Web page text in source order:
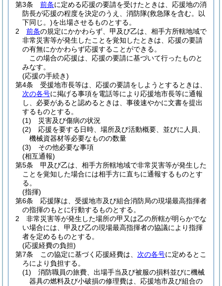
第3条
前条に定める応援の要請を受けたときは、応援地の消
防長が応援の程度を決定のうえ、消防隊(救急隊を含む。以
下同じ。)を出場させるものとする。
2
前条の規定にかかわらず、甲及び乙は、相手方所轄地域で
非常災害等が発生したことを覚知したときは、応援の要請
の有無にかかわらず応援することができる。
この場合の応援は、応援の要請に基づいて行ったものと
みなす。
(応援の手続き)
第4条
受援地市長等は、応援の要請をしようとするときは、
次の各号に掲げる事項を電話等により応援地市長等に通報
し、必要があると認めるときは、事後速やかに文書を提出
するものとする。
(1)
災害及び傷病の状況
(2)
応援を要する日時、場所及び活動概要、並びに人員、
機械資器材等必要なものの数量
(3)
その他必要な事項
(相互通報)
第5条
甲及び乙は、相手方所轄地域で非常災害等が発生した
ことを覚知した場合には相手方に直ちに通報するものとす
る。
(指揮)
第6条
応援隊は、受援地市及び組合消防局の現場最高指揮者
の指揮のもとに行動するものとする。
2
非常災害等が発生した場所の甲又は乙の所轄が明らかでな
い場合には、甲及び乙の現場最高指揮者の協議により指揮
者を定めるものとする。
(応援経費の負担)
第7条
この協定に基づく応援経費は、 次の各号に定めるとこ
ろにより負担する。
(1)
消防職員の旅費、出場手当及び被服の損料並びに機械
器具の燃料及び小破損の修理費は、応援地市及び組合の